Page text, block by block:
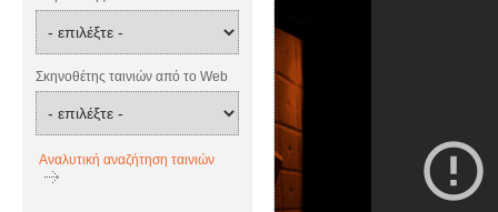
Σκηνοθέτης ταινιών από το Web
Αναλυτική αναζήτηση ταινιών